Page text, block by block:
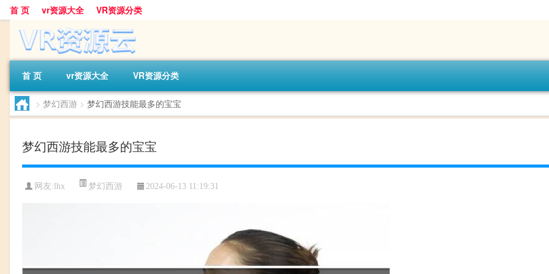
首 页 vr资源大全 VR资源分类
首 页 vr资源大全 VR资源分类
> 梦幻西游 > 梦幻西游技能最多的宝宝
梦幻西游技能最多的宝宝
网友:lhx 梦幻西游 2024-06-13 11:19:31